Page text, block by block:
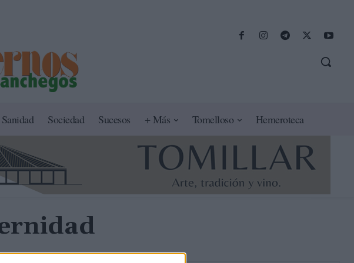
Sanidad Sociedad Sucesos + Más Tomelloso Hemeroteca